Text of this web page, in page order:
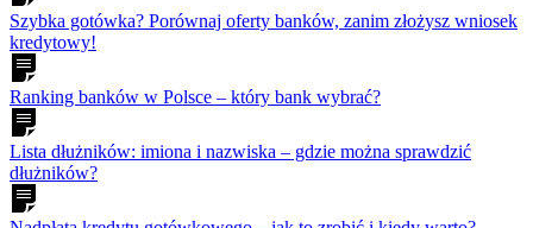
Szybka gotówka? Porównaj oferty banków, zanim złożysz wniosek
kredytowy!
Ranking banków w Polsce – który bank wybrać?
Lista dłużników: imiona i nazwiska – gdzie można sprawdzić
dłużników?